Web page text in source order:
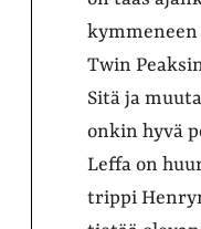
Twin
Sitä ja
onkin hyvä
Leffa on
trippi